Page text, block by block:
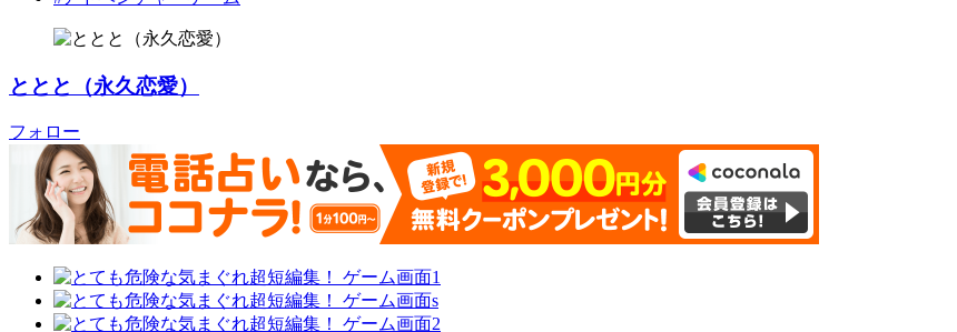
ととと（永久恋愛）
フォロー